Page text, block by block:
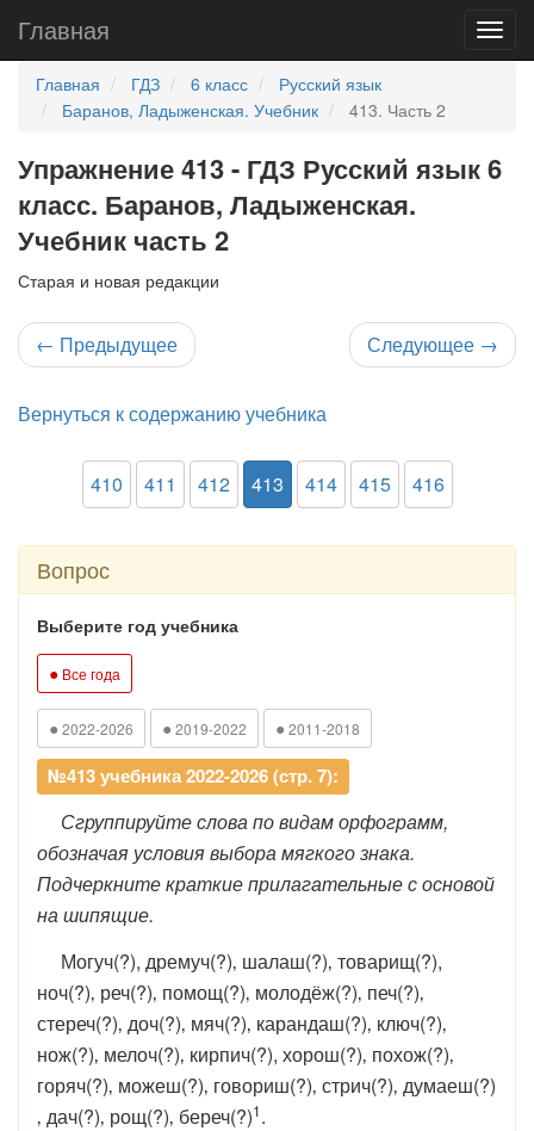
Главная
Главная ГДЗ 6 класс
Русский язык
Баранов, Ладыженская. Учебник
413. Часть 2
Упражнение 413 - ГДЗ Русский язык 6
класс. Баранов, Ладыженская.
Учебник часть 2
Старая и новая редакции
← Предыдущее Следующее →
Вернуться к содержанию учебника
410 411 412 413 414 415 416
Вопрос
Выберите год учебника
● Все года
● 2022-2026 ● 2019-2022 ● 2011-2018
№413 учебника 2022-2026 (стр. 7):
Сгруппируйте слова по видам орфограмм,
обозначая условия выбора мягкого знака.
Подчеркните краткие прилагательные с основой
на шипящие.
Могуч(?), дремуч(?)‚ шалаш(?)‚ товарищ(?),
ноч(?)‚ реч(?)‚ помощ(?)‚ молодёж(?)‚ печ(?)‚
стереч(?)‚ доч(?)‚ мяч(?)‚ карандаш(?)‚ ключ(?)‚
нож(?)‚ мелоч(?)‚ кирпич(?), хорош(?)‚ похож(?)‚
горяч(?)‚ можеш(?)‚ говориш(?)‚ стрич(?)‚ думаеш(?)
‚ дач(?)‚ рощ(?)‚ береч(?)1.